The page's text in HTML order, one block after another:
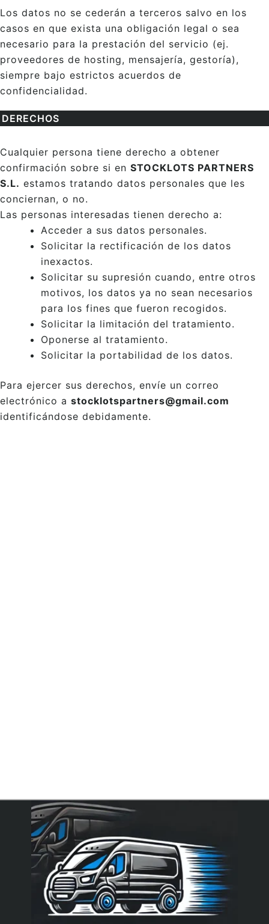
Los datos no se cederán a terceros salvo en los
casos en que exista una obligación legal o sea
necesario para la prestación del servicio (ej.
proveedores de hosting, mensajería, gestoría),
siempre bajo estrictos acuerdos de
confidencialidad.
DERECHOS
Cualquier persona tiene derecho a obtener
confirmación sobre si en STOCKLOTS PARTNERS
S.L. estamos tratando datos personales que les
conciernan, o no.
Las personas interesadas tienen derecho a:
Acceder a sus datos personales.
Solicitar la rectificación de los datos
inexactos.
Solicitar su supresión cuando, entre otros
motivos, los datos ya no sean necesarios
para los fines que fueron recogidos.
Solicitar la limitación del tratamiento.
Oponerse al tratamiento.
Solicitar la portabilidad de los datos.
Para ejercer sus derechos, envíe un correo
electrónico a stocklotspartners@gmail.com
identificándose debidamente.